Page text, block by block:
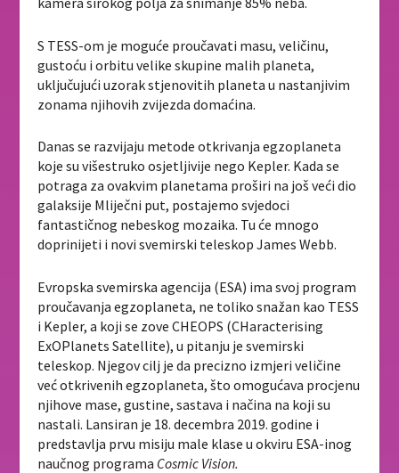
S TESS-om je moguće proučavati masu, veličinu,
gustoću i orbitu velike skupine malih planeta,
uključujući uzorak stjenovitih planeta u nastanjivim
zonama njihovih zvijezda domaćina.
Danas se razvijaju metode otkrivanja egzoplaneta
koje su višestruko osjetljivije nego Kepler. Kada se
potraga za ovakvim planetama proširi na još veći dio
galaksije Mliječni put, postajemo svjedoci
fantastičnog nebeskog mozaika. Tu će mnogo
doprinijeti i novi svemirski teleskop James Webb.
Evropska svemirska agencija (ESA) ima svoj program
proučavanja egzoplaneta, ne toliko snažan kao TESS
i Kepler, a koji se zove CHEOPS (CHaracterising
ExOPlanets Satellite), u pitanju je svemirski
teleskop. Njegov cilj je da precizno izmjeri veličine
već otkrivenih egzoplaneta, što omogućava procjenu
njihove mase, gustine, sastava i načina na koji su
nastali. Lansiran je 18. decembra 2019. godine i
predstavlja prvu misiju male klase u okviru ESA-inog
naučnog programa Cosmic Vision.